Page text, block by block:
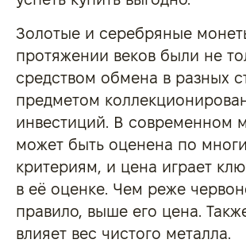
Золотые и серебряные
протяжении веков были не
средством обмена в разных
предметом
инвестиций. В современном
может быть оценена по
критериям, и цена играет
в её оценке. Чем реже
правило, выше его цена.
влияет вес чистого металла.